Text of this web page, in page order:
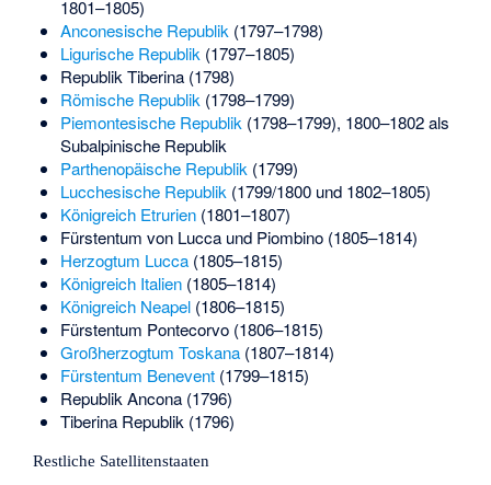
1801–1805)
Anconesische Republik(1797–1798)
Ligurische Republik(1797–1805)
Republik Tiberina (1798)
Römische Republik(1798–1799)
Piemontesische Republik(1798–1799), 1800–1802 als
Subalpinische Republik
Parthenopäische Republik(1799)
Lucchesische Republik(1799/1800 und 1802–1805)
Königreich Etrurien(1801–1807)
Fürstentum von Lucca und Piombino (1805–1814)
Herzogtum Lucca(1805–1815)
Königreich Italien(1805–1814)
Königreich Neapel(1806–1815)
Fürstentum Pontecorvo (1806–1815)
Großherzogtum Toskana(1807–1814)
Fürstentum Benevent(1799–1815)
Republik Ancona (1796)
Tiberina Republik (1796)
Restliche Satellitenstaaten